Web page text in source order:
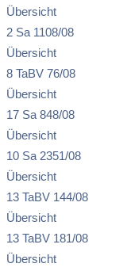
Übersicht
2 Sa 1108/08
Übersicht
8 TaBV 76/08
Übersicht
17 Sa 848/08
Übersicht
10 Sa 2351/08
Übersicht
13 TaBV 144/08
Übersicht
13 TaBV 181/08
Übersicht